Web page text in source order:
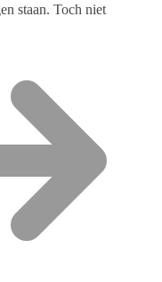
staan. Toch niet